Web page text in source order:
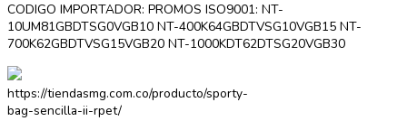
CODIGO IMPORTADOR: PROMOS ISO9001: NT-
10UM81GBDTSG0VGB10 NT-400K64GBDTVSG10VGB15 NT-
700K62GBDTVSG15VGB20 NT-1000KDT62DTSG20VGB30
https://tiendasmg.com.co/producto/sporty-
bag-sencilla-ii-rpet/